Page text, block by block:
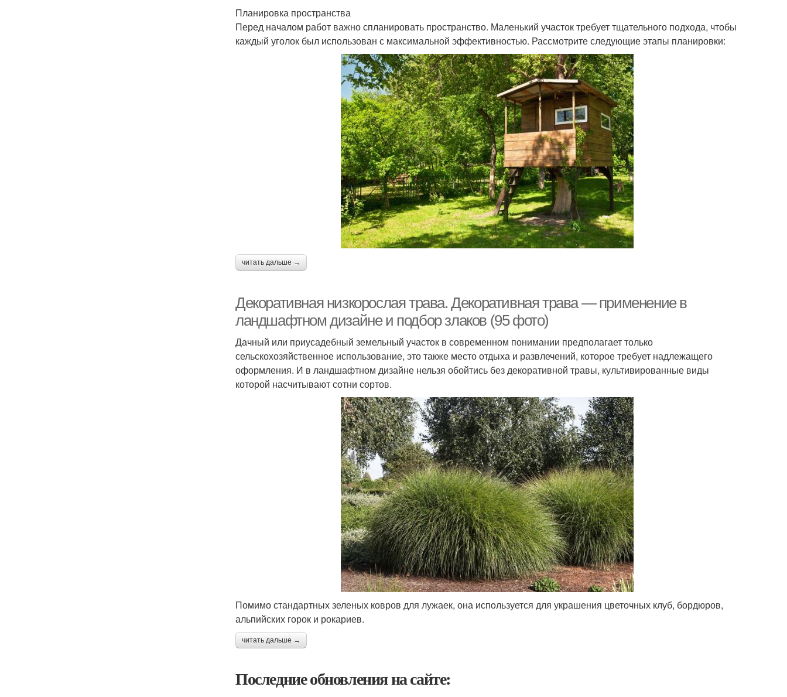
Планировка пространства
Перед началом работ важно спланировать пространство. Маленький участок требует тщательного подхода, чтобы
каждый уголок был использован с максимальной эффективностью. Рассмотрите следующие этапы планировки:
читать дальше →
Декоративная низкорослая трава. Декоративная трава — применение в
ландшафтном дизайне и подбор злаков (95 фото)
Дачный или приусадебный земельный участок в современном понимании предполагает только
сельскохозяйственное использование, это также место отдыха и развлечений, которое требует надлежащего
оформления. И в ландшафтном дизайне нельзя обойтись без декоративной травы, культивированные виды
которой насчитывают сотни сортов.
Помимо стандартных зеленых ковров для лужаек, она используется для украшения цветочных клуб, бордюров,
альпийских горок и рокариев.
читать дальше →
Последние обновления на сайте: